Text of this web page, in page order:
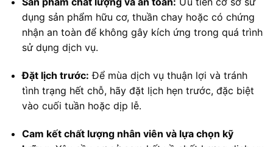
dụng sản phẩm hữu cơ, thuần chay hoặc có chứng
nhận an toàn để không gây kích ứng trong quá trình
sử dụng dịch vụ.
Đặt lịch trước: Để mùa dịch vụ thuận lợi và tránh
tình trạng hết chỗ, hãy đặt lịch hẹn trước, đặc biệt
vào cuối tuần hoặc dịp lễ.
Cam kết chất lượng nhân viên và lựa chọn kỹ